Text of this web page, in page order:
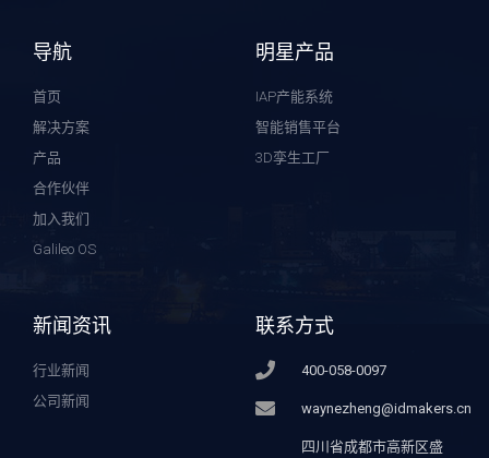
导航
首页
解决方案
产品
合作伙伴
加入我们
Galileo OS
明星产品
IAP产能系统
智能销售平台
3D孪生工厂
新闻资讯
行业新闻
公司新闻
联系方式
400-058-0097
waynezheng@idmakers.cn
四川省成都市高新区盛